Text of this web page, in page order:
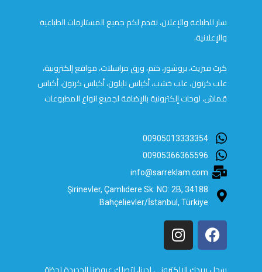
سار للطباعة والإعلان، نقدم لكم جميع المستلزمات الطباعية
والإعلانية.
كرت فيزيت، بروشور، ختم، ورق مراسلات، مواقع إلكترونية،
علب كرتون، علب خشب، أكياس نايلون، أكياس كرتون، أكياس
قماش، لوحات إلكترونية بالإضافة لجميع انواع المطبوعات
00905013333354
00905366365596
info@sarreklam.com
Şirinevler, Çamlıdere Sk. NO: 2B, 34188
Bahçelievler/İstanbul, Türkiye